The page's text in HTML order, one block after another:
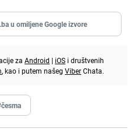
u omiljene Google izvore
za Android | iOS i društvenih
, kao i putem našeg ViberChata.